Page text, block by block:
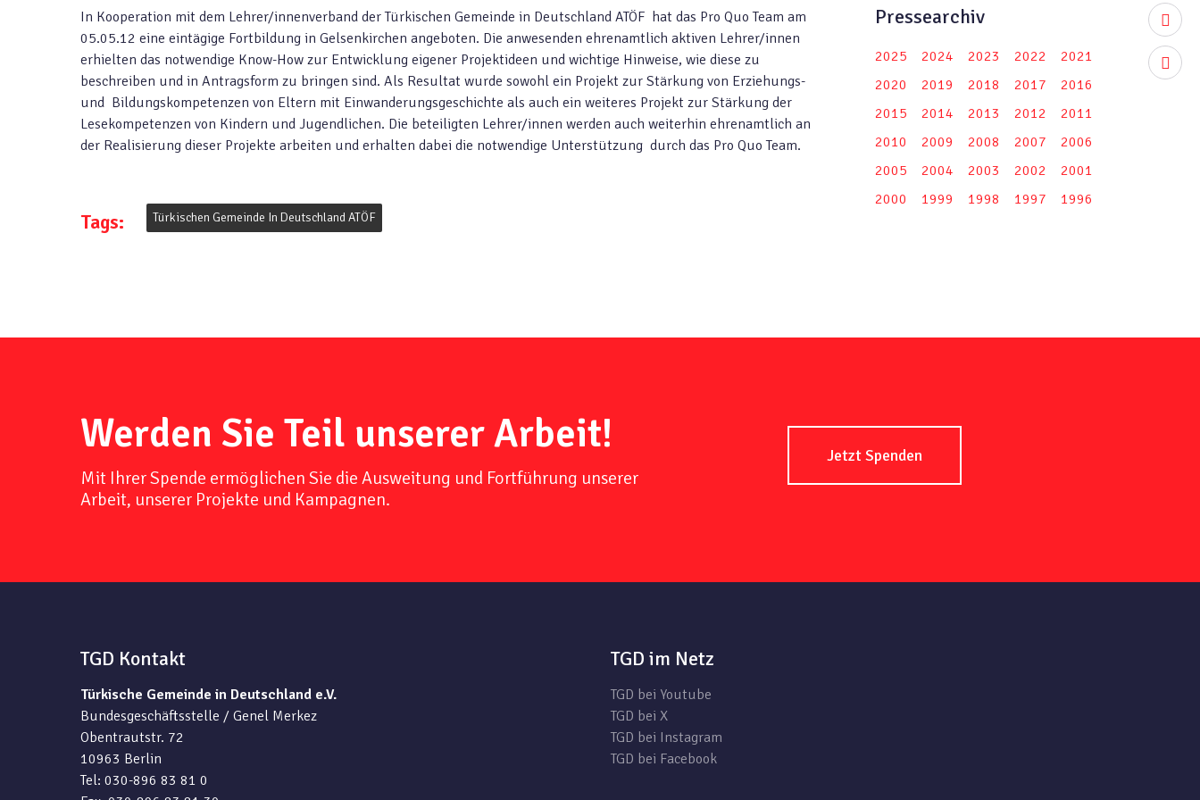
In Kooperation mit dem Lehrer/innenverband der Türkischen Gemeinde in Deutschland ATÖF hat das Pro Quo Team am
05.05.12 eine eintägige Fortbildung in Gelsenkirchen angeboten. Die anwesenden ehrenamtlich aktiven Lehrer/innen
erhielten das notwendige Know-How zur Entwicklung eigener Projektideen und wichtige Hinweise, wie diese zu
beschreiben und in Antragsform zu bringen sind. Als Resultat wurde sowohl ein Projekt zur Stärkung von Erziehungs-
und Bildungskompetenzen von Eltern mit Einwanderungsgeschichte als auch ein weiteres Projekt zur Stärkung der
Lesekompetenzen von Kindern und Jugendlichen. Die beteiligten Lehrer/innen werden auch weiterhin ehrenamtlich an
der Realisierung dieser Projekte arbeiten und erhalten dabei die notwendige Unterstützung durch das Pro Quo Team.
Tags: Türkischen Gemeinde In Deutschland ATÖF
Pressearchiv
2025 2024 2023 2022
2021
2020
2019 2018 2017
2016
2015
2014 2013 2012
2011
2010
2009 2008 2007
2006
2005
2004 2003 2002
2001
2000
1999 1998 1997 1996
Werden Sie Teil unserer Arbeit!
Mit Ihrer Spende ermöglichen Sie die Ausweitung und Fortführung unserer
Arbeit, unserer Projekte und Kampagnen.
Jetzt Spenden
TGD Kontakt
Türkische Gemeinde in Deutschland e.V.
Bundesgeschäftsstelle / Genel Merkez
Obentrautstr. 72
10963 Berlin
Tel: 030-896 83 81 0
TGD im Netz
TGD bei Youtube
TGD bei X
TGD bei Instagram
TGD bei Facebook